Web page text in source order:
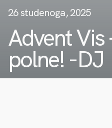
26 studenoga, 2025
Advent Vis
polne! -DJ